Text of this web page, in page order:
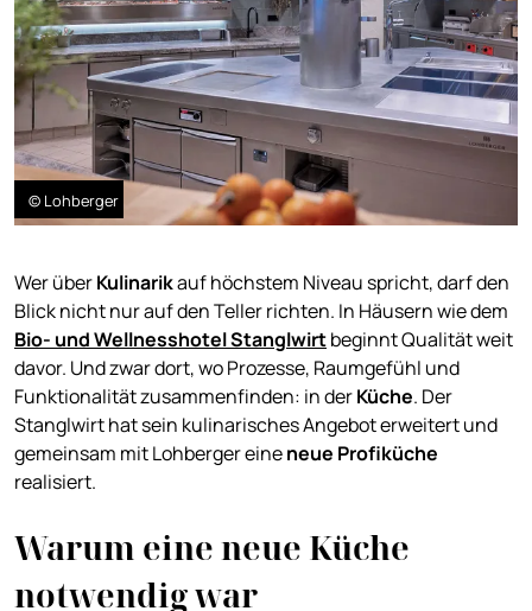
© Lohberger
Wer überKulinarikauf höchstem Niveau spricht, darf den
Blick nicht nur auf den Teller richten. In Häusern wie dem
Bio- und Wellnesshotel Stanglwirtbeginnt Qualität weit
davor. Und zwar dort, wo Prozesse, Raumgefühl und
Funktionalität zusammenfinden: in derKüche. Der
Stanglwirt hat sein kulinarisches Angebot erweitert und
gemeinsam mit Lohberger eineneue Profiküche
realisiert.
Warum eine neue Küche
notwendig war